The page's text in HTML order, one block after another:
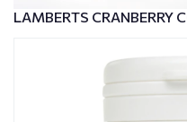
LAMBERTS CRANBERRY